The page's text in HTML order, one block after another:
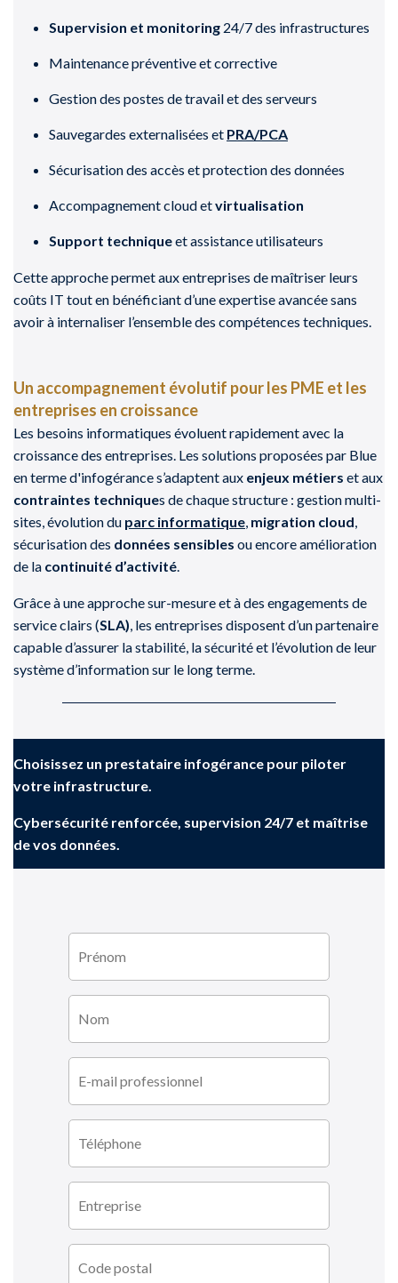
Supervision et monitoring 24/7 des infrastructures
Maintenance préventive et corrective
Gestion des postes de travail et des serveurs
Sauvegardes externalisées et PRA/PCA
Sécurisation des accès et protection des données
Accompagnement cloud etvirtualisation
Support techniqueet assistance utilisateurs
Cette approche permet aux entreprises de maîtriser leurs
coûts IT tout en bénéficiant d’une expertise avancée sans
avoir à internaliser l’ensemble des compétences techniques.
Un accompagnement évolutif pour les PME et les
entreprises en croissance
Les besoins informatiques évoluent rapidement avec la
croissance des entreprises. Les solutions proposées par Blue
en terme d'infogérance s’adaptent aux enjeux métiers et aux
contraintes techniques de chaque structure : gestion multi-
sites, évolution du parc informatique migration cloud
sécurisation des données sensibles ou encore amélioration
de la continuité d’activité
Grâce à une approche sur-mesure et à des engagements de
service clairs (SLA) , les entreprises disposent d’un partenaire
capable d’assurer la stabilité, la sécurité et l’évolution de leur
système d’information sur le long terme.
Choisissez un prestataire infogérance pour piloter
votre infrastructure.
Cybersécurité renforcée, supervision 24/7 et maîtrise
de vos données.